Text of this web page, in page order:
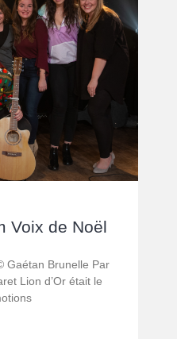
Voix de Noël
Gaétan Brunelle Par
Lion d’Or était le